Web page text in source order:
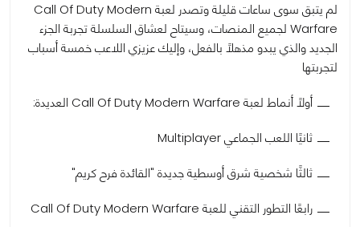
لم يتبق سوى ساعات قليلة وتصدر لعبة Call Of Duty Modern
Warfare لجميع المنصات، وسيتاح لعشاق السلسلة تجربة الجزء
الجديد والذي يبدو مذهلًا بالفعل، وإليك عزيزي اللاعب خمسة أسباب
لتجربتها
أولًا أنماط لعبة Call Of Duty Modern Warfare العديدة:
ثانيًا اللعب الجماعي Multiplayer
ثالثًا شخصية شرق أوسطية جديدة "القائدة فرح كريم"
رابعًا التطور التقني للعبة Call Of Duty Modern Warfare